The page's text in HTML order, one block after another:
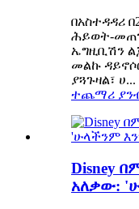
በአስተዳዳሪ
ሕይወት-
ኤግዚቢሽን
መልኩ
ያጓጉዛል፣ ሀ...
ተጨማሪ
Disney
አለቃው: